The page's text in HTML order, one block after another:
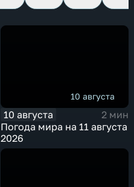
10 августа
10 августа
2 мин
Погода мира на 11 августа
2026